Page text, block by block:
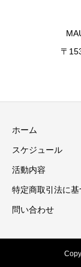
〒
ホーム
スケジュール
活動内容
特定商取引法に
問い合わせ